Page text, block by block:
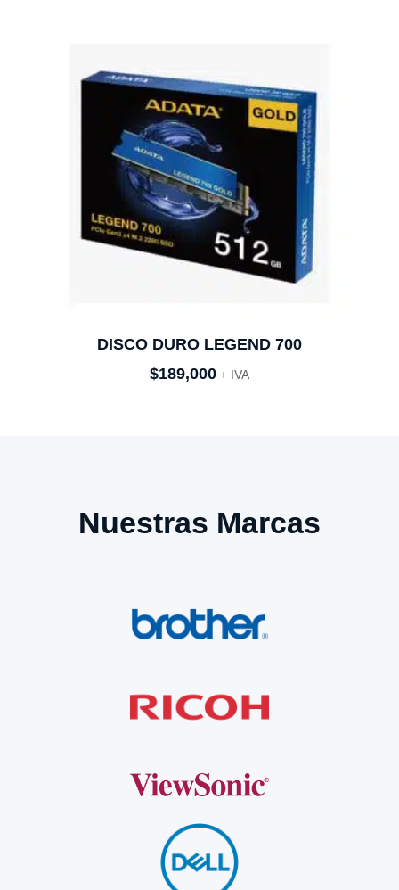
DISCO DURO LEGEND 700
$189,000 + IVA
Nuestras Marcas